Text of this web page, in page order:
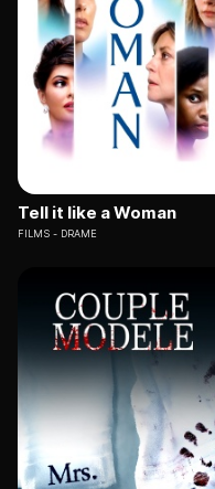
Tell it like a Woman
FILMS DRAME